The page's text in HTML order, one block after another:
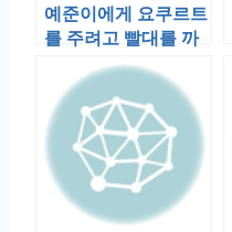
예준이에게 요쿠르트
를 주려고 빨대를 까
고있는데 민준이가
맹렬히 기어와 옆…